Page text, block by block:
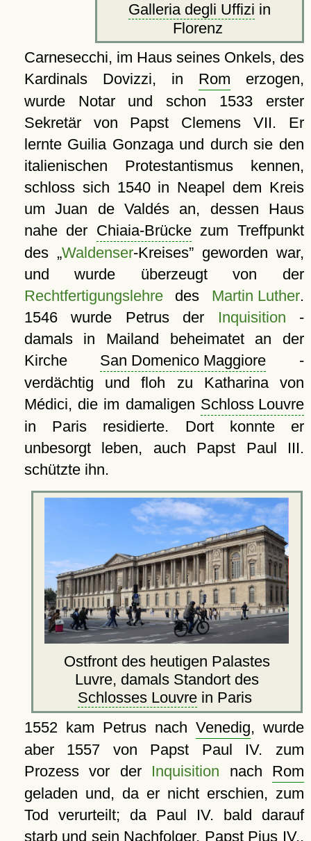
Galleria degli Uffizi in
Florenz
Carnesecchi, im Haus seines Onkels, des
Kardinals Dovizzi, in Rom erzogen,
wurde Notar und schon 1533 erster
Sekretär von Papst Clemens VII. Er
lernte Guilia Gonzaga und durch sie den
italienischen Protestantismus kennen,
schloss sich 1540 in Neapel dem Kreis
um Juan de Valdés an, dessen Haus
nahe der Chiaia-Brückezum Treffpunkt
des
Waldenser-Kreises geworden war,
und wurde überzeugt von der
Rechtfertigungslehredes Martin Luther.
1546 wurde Petrus der Inquisition -
damals in Mailand beheimatet an der
Kirche San Domenico Maggiore -
verdächtig und floh zu Katharina von
Médici, die im damaligen Schloss Louvre
in Paris residierte. Dort konnte er
unbesorgt leben, auch Papst Paul III.
schützte ihn.
Ostfront des heutigen Palastes
Luvre, damals Standort des
Schlosses Louvrein Paris
1552 kam Petrus nach Venedig, wurde
aber 1557 von Papst Paul IV. zum
Prozess vor der Inquisition nach Rom
geladen und, da er nicht erschien, zum
Tod verurteilt; da Paul IV. bald darauf
starb und sein Nachfolger, Papst Pius IV.,